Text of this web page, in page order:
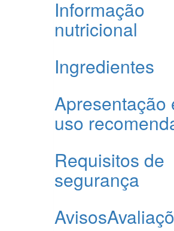
Informação
nutricional
Ingredientes
Apresentação
uso
Requisitos de
segurança
Avisos